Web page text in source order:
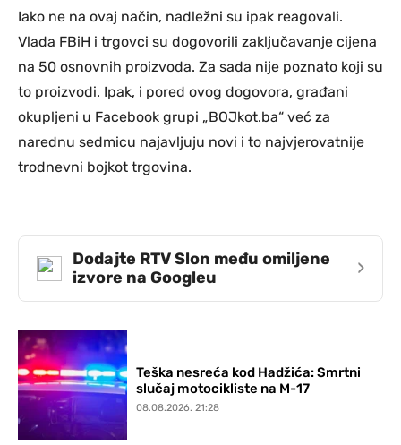
Iako ne na ovaj način, nadležni su ipak reagovali.
Vlada FBiH i trgovci su dogovorili zaključavanje cijena
na 50 osnovnih proizvoda. Za sada nije poznato koji su
to proizvodi. Ipak, i pored ovog dogovora, građani
okupljeni u Facebook grupi „BOJkot.ba“ već za
narednu sedmicu najavljuju novi i to najvjerovatnije
trodnevni bojkot trgovina.
Dodajte RTV Slon među omiljene
izvore na Googleu
›
Teška nesreća kod Hadžića: Smrtni
slučaj motocikliste na M-17
08.08.2026. 21:28